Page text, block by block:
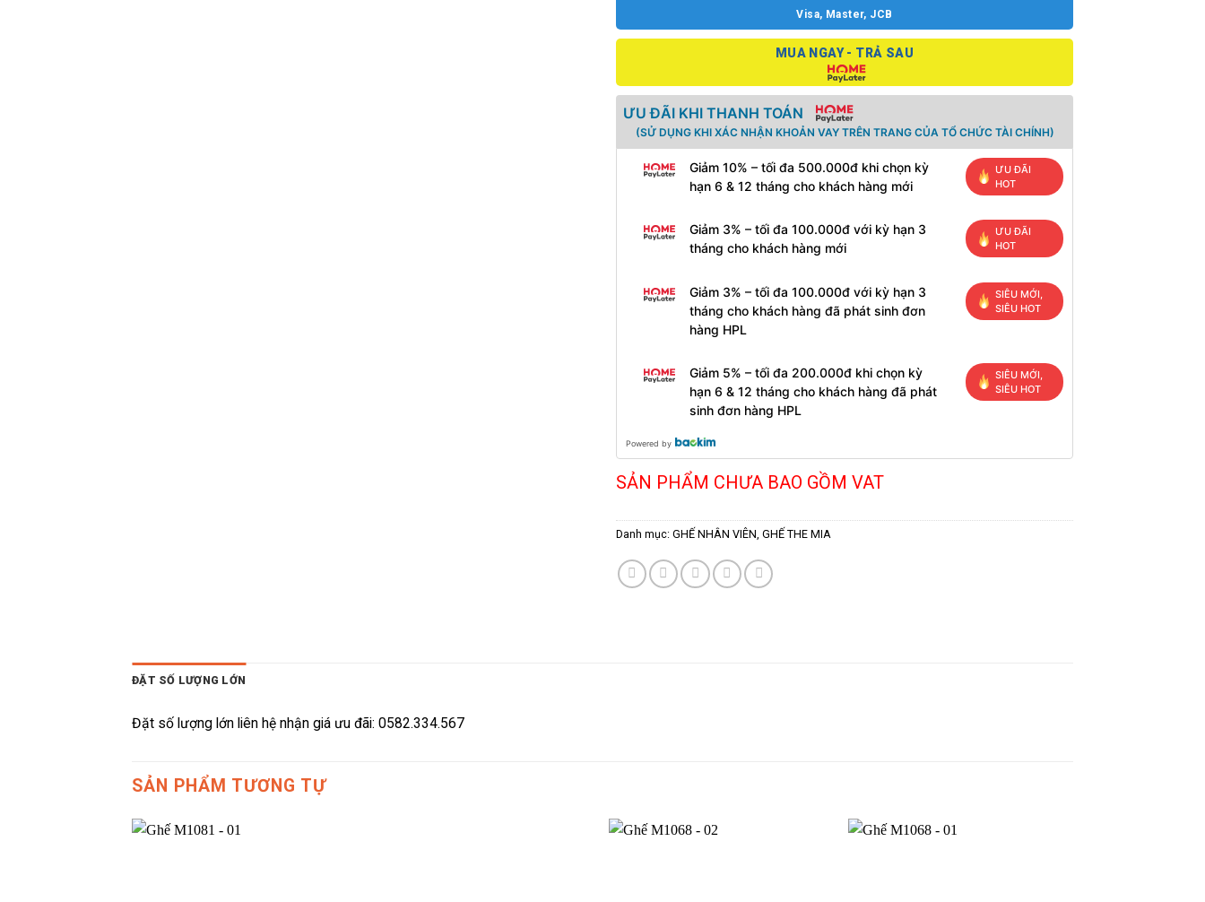
Visa, Master, JCB
MUA NGAY - TRẢ SAU
ƯU ĐÃI KHI THANH TOÁN
(SỬ DỤNG KHI XÁC NHẬN KHOẢN VAY TRÊN TRANG CỦA TỔ CHỨC TÀI CHÍNH)
Giảm 10% – tối đa 500.000đ khi chọn kỳ
hạn 6 & 12 tháng cho khách hàng mới
ƯU ĐÃI
HOT
Giảm 3% – tối đa 100.000đ với kỳ hạn 3
tháng cho khách hàng mới
ƯU ĐÃI
HOT
Giảm 3% – tối đa 100.000đ với kỳ hạn 3
tháng cho khách hàng đã phát sinh đơn
hàng HPL
SIÊU MỚI,
SIÊU HOT
Giảm 5% – tối đa 200.000đ khi chọn kỳ
hạn 6 & 12 tháng cho khách hàng đã phát
sinh đơn hàng HPL
SIÊU MỚI,
SIÊU HOT
Powered by
SẢN PHẨM CHƯA BAO GỒM VAT
Danh mục: GHẾ NHÂN VIÊN GHẾ THE MIA
ĐẶT SỐ LƯỢNG LỚN
Đặt số lượng lớn liên hệ nhận giá ưu đãi: 0582.334.567
SẢN PHẨM TƯƠNG TỰ